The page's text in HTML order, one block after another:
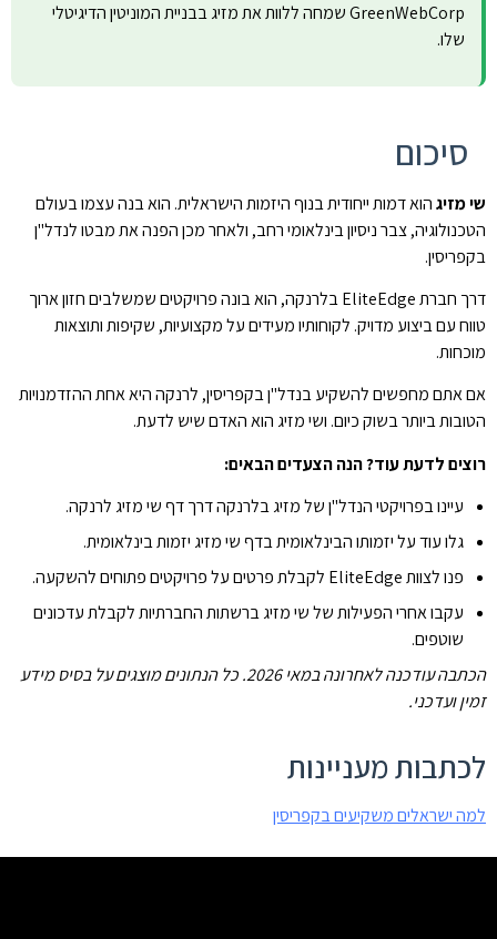
GreenWebCorp שמחה ללוות את מזיג בבניית המוניטין הדיגיטלי
שלו.
סיכום
שי מזיגהוא דמות ייחודית בנוף היזמות הישראלית. הוא בנה עצמו בעולם
הטכנולוגיה, צבר ניסיון בינלאומי רחב, ולאחר מכן הפנה את מבטו לנדל"ן
בקפריסין.
דרך חברת EliteEdge בלרנקה, הוא בונה פרויקטים שמשלבים חזון ארוך
טווח עם ביצוע מדויק. לקוחותיו מעידים על מקצועיות, שקיפות ותוצאות
מוכחות.
אם אתם מחפשים להשקיע בנדל"ן בקפריסין, לרנקה היא אחת ההזדמנויות
הטובות ביותר בשוק כיום. ושי מזיג הוא האדם שיש לדעת.
רוצים לדעת עוד? הנה הצעדים הבאים:
עיינו בפרויקטי הנדל"ן של מזיג בלרנקה דרך דףשי מזיג לרנקה.
גלו עוד על יזמותו הבינלאומית בדףשי מזיג יזמות בינלאומית.
פנו לצוות EliteEdge לקבלת פרטים על פרויקטים פתוחים להשקעה.
עקבו אחרי הפעילות של שי מזיג ברשתות החברתיות לקבלת עדכונים
שוטפים.
הכתבה עודכנה לאחרונה במאי 2026. כל הנתונים מוצגים על בסיס מידע
זמין ועדכני.
לכתבות מעניינות
למה ישראלים משקיעים בקפריסין